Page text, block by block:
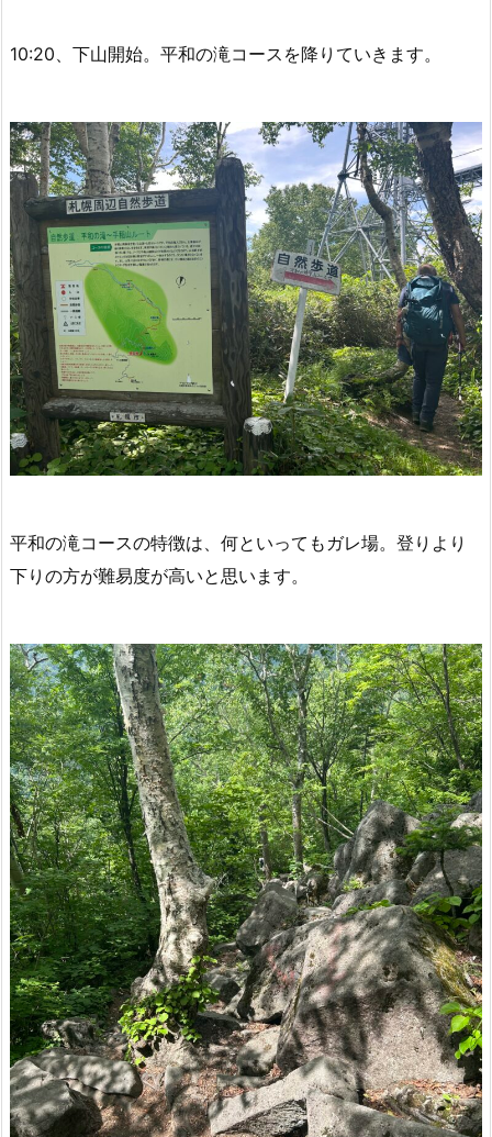
10:20、下山開始。平和の滝コースを降りていきます。
平和の滝コースの特徴は、何といってもガレ場。登りより
下りの方が難易度が高いと思います。